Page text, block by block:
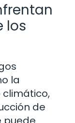
los
la
de